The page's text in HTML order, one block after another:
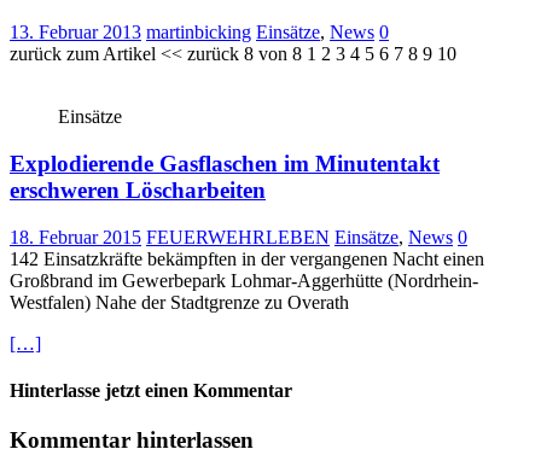
13. Februar 2013 martinbicking Einsätze, News 0
zurück zum Artikel << zurück 8 von 8 1 2 3 4 5 6 7 8 9 10
Einsätze
Explodierende Gasflaschen im Minutentakt
erschweren Löscharbeiten
18. Februar 2015 FEUERWEHRLEBEN Einsätze, News 0
142 Einsatzkräfte bekämpften in der vergangenen Nacht einen
Großbrand im Gewerbepark Lohmar-Aggerhütte (Nordrhein-
Westfalen) Nahe der Stadtgrenze zu Overath
[…]
Hinterlasse jetzt einen Kommentar
Kommentar hinterlassen